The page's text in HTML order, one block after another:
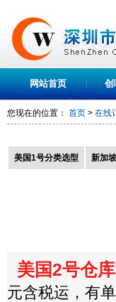
网站首页 创
您现在的位置： 首页 > 在线
美国1号分类选型 新加
美国2号仓库
元含税运，有